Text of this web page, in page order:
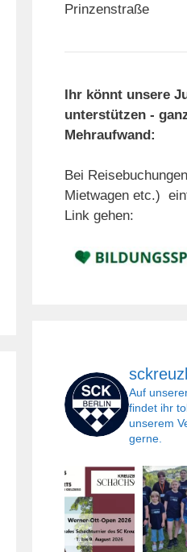
Prinzenstraße
Ihr könnt unsere
unterstützen -
Mehraufwand:
Bei
Mietwagen etc.)
Link gehen:
Auf
findet ihr
unserem
gerne.